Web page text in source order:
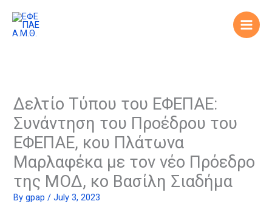
content
Δελτίο Τύπου του ΕΦΕΠΑΕ:
Συνάντηση του Προέδρου του
ΕΦΕΠΑΕ, κου Πλάτωνα
Μαρλαφέκα με τον νέο Πρόεδρο
της ΜΟΔ, κο Βασίλη Σιαδήμα
Bygpap/July 3, 2023